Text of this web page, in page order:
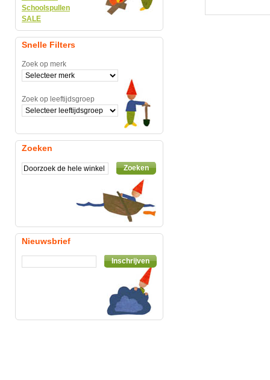
Schoolspullen
SALE
Snelle Filters
Zoek op merk
Zoek op leeftijdsgroep
Zoeken
Zoeken
Nieuwsbrief
Inschrijven